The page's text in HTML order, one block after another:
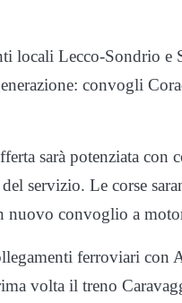
locali Lecco-Sondrio e
convogli
sarà potenziata con
servizio. Le corse
convoglio a
ferroviari con
volta il treno